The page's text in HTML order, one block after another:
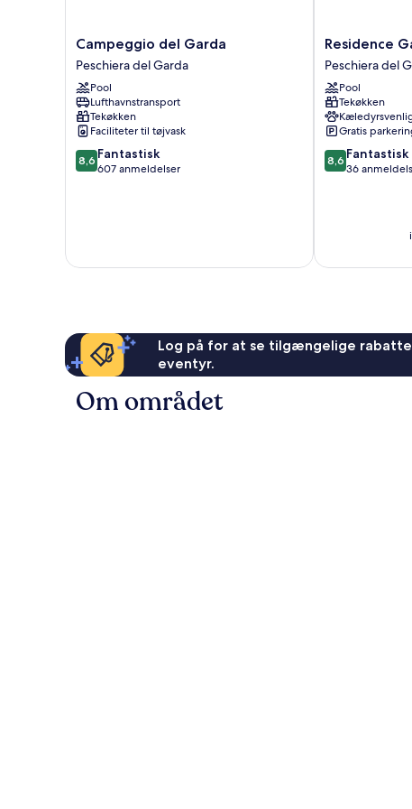
Campeggio
del
Garda
Peschiera
del
Garda
Campeggio del Garda
Peschiera del Garda
Pool
Lufthavnstransport
Tekøkken
Faciliteter til tøjvask
8.6
ud
8,6 Fantastisk
607 anmeldelser
Residence
Garda
Palace
Peschiera
del
Garda
Residence
Peschiera del
Pool
Tekøkken
Gratis
8.6
ud
8,6 Fantastisk
36
Log på for at se tilgængelige
eventyr.
Om området